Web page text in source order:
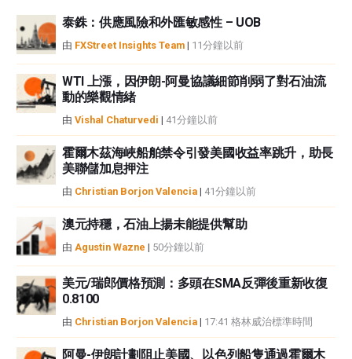
如果文章正文中沒有明確提到，在撰寫本文時，作者在本文中提到的任何股票
中都沒有頭寸，也沒有與文中提到的任何公司有業務關係。除了FXStreet，作
者沒有收到撰寫這篇文章的報酬。
FXStreet和作者不提供個性化的建議。作者對該資訊的準確性、完整性或適用
性不作任何陳述。FXStreet和作者將不承擔任何錯誤，遺漏或任何損失，傷害
或損害由此資訊及其顯示或使用引起的。錯誤和遺漏除外。本文作者和
FXStreet並非註冊投資顧問，本文內容無意提供任何投資建議。
泰銖：供應風險和外匯敏感性 – UOB
由 FXStreet Insights Team | 11分鐘以前
WTI 上漲，因伊朗-阿曼協議細節削弱了對石油流
動的樂觀情緒
由 Vishal Chaturvedi | 41分鐘以前
霍爾木茲海峽船舶禁令引發美國收益率跳升，助長
美聯儲加息押注
由 Christian Borjon Valencia | 41分鐘以前
澳元持穩，石油上揚未能提供幫助
由 Agustin Wazne | 50分鐘以前
美元/瑞郎價格預測：多頭在SMA反彈後重新收復
0.8100
由 Christian Borjon Valencia | 17:41 格林威治標準時間
阿曼-伊朗計劃阻止美國、以色列船隻通過霍爾木